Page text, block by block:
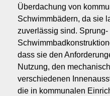
Überdachung von
Schwimmbädern, da sie
zuverlässig sind. Sprung-
dass sie den
Nutzung, den
verschiedenen
die in kommunalen